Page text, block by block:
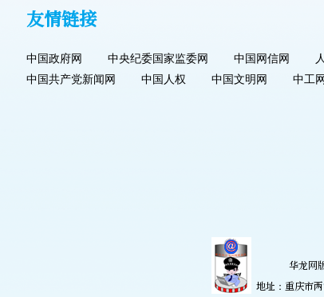
友情链接
中国政府网 中央纪委国家监委网 中国网信网
中国共产党新闻网
中国人权 中国文明网 中工网
华龙网
地址：重庆市